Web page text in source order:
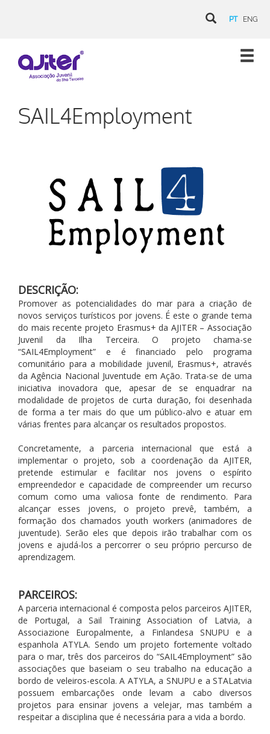
PT ENG
SAIL4Employment
DESCRIÇÃO:
Promover as potencialidades do mar para a criação de
novos serviços turísticos por jovens. É este o grande tema
do mais recente projeto Erasmus+ da AJITER – Associação
Juvenil da Ilha Terceira. O projeto chama-se
“SAIL4Employment” e é financiado pelo programa
comunitário para a mobilidade juvenil, Erasmus+, através
da Agência Nacional Juventude em Ação. Trata-se de uma
iniciativa inovadora que, apesar de se enquadrar na
modalidade de projetos de curta duração, foi desenhada
de forma a ter mais do que um público-alvo e atuar em
várias frentes para alcançar os resultados propostos.
Concretamente, a parceria internacional que está a
implementar o projeto, sob a coordenação da AJITER,
pretende estimular e facilitar nos jovens o espírito
empreendedor e capacidade de compreender um recurso
comum como uma valiosa fonte de rendimento. Para
alcançar esses jovens, o projeto prevê, também, a
formação dos chamados youth workers (animadores de
juventude). Serão eles que depois irão trabalhar com os
jovens e ajudá-los a percorrer o seu próprio percurso de
aprendizagem.
PARCEIROS:
A parceria internacional é composta pelos parceiros AJITER,
de Portugal, a Sail Training Association of Latvia, a
Associazione Europalmente, a Finlandesa SNUPU e a
espanhola ATYLA. Sendo um projeto fortemente voltado
para o mar, três dos parceiros do “SAIL4Employment” são
associações que baseiam o seu trabalho na educação a
bordo de veleiros-escola. A ATYLA, a SNUPU e a STALatvia
possuem embarcações onde levam a cabo diversos
projetos para ensinar jovens a velejar, mas também a
respeitar a disciplina que é necessária para a vida a bordo.